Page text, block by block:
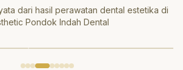
dari hasil perawatan dental estetika di
Pondok Indah Dental